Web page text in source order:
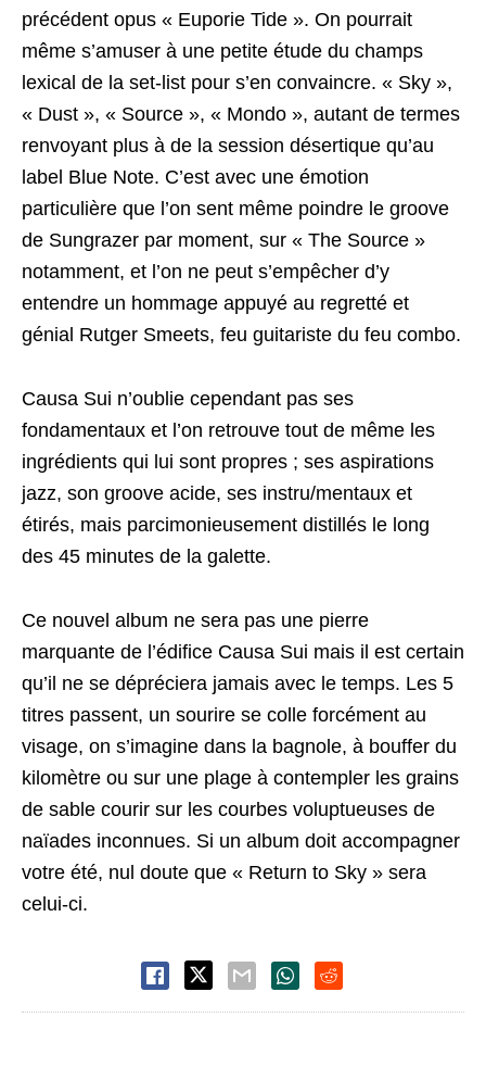
précédent opus « Euporie Tide ». On pourrait
même s’amuser à une petite étude du champs
lexical de la set-list pour s’en convaincre. « Sky »,
« Dust », « Source », « Mondo », autant de termes
renvoyant plus à de la session désertique qu’au
label Blue Note. C’est avec une émotion
particulière que l’on sent même poindre le groove
de Sungrazer par moment, sur « The Source »
notamment, et l’on ne peut s’empêcher d’y
entendre un hommage appuyé au regretté et
génial Rutger Smeets, feu guitariste du feu combo.
Causa Sui n’oublie cependant pas ses
fondamentaux et l’on retrouve tout de même les
ingrédients qui lui sont propres ; ses aspirations
jazz, son groove acide, ses instru/mentaux et
étirés, mais parcimonieusement distillés le long
des 45 minutes de la galette.
Ce nouvel album ne sera pas une pierre
marquante de l’édifice Causa Sui mais il est certain
qu’il ne se dépréciera jamais avec le temps. Les 5
titres passent, un sourire se colle forcément au
visage, on s’imagine dans la bagnole, à bouffer du
kilomètre ou sur une plage à contempler les grains
de sable courir sur les courbes voluptueuses de
naïades inconnues. Si un album doit accompagner
votre été, nul doute que « Return to Sky » sera
celui-ci.